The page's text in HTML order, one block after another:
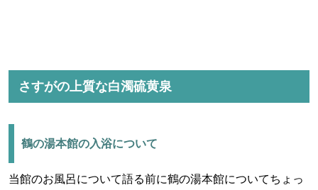
さすがの上質な白濁硫黄泉
鶴の湯本館の入浴について
当館のお風呂について語る前に鶴の湯本館についてちょっ